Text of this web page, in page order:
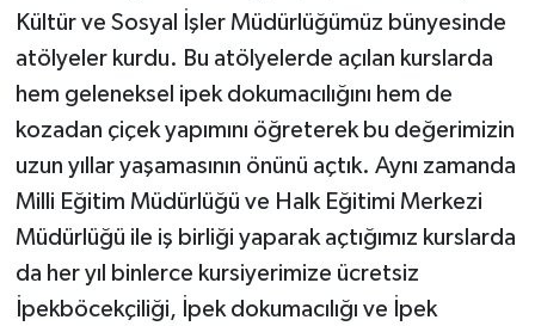
Kültür ve Sosyal İşler Müdürlüğümüz bünyesinde
atölyeler kurdu. Bu atölyelerde açılan kurslarda
hem geleneksel ipek dokumacılığını hem de
kozadan çiçek yapımını öğreterek bu değerimizin
uzun yıllar yaşamasının önünü açtık. Aynı zamanda
Milli Eğitim Müdürlüğü ve Halk Eğitimi Merkezi
Müdürlüğü ile iş birliği yaparak açtığımız kurslarda
da her yıl binlerce kursiyerimize ücretsiz
İpekböcekçiliği, İpek dokumacılığı ve İpek